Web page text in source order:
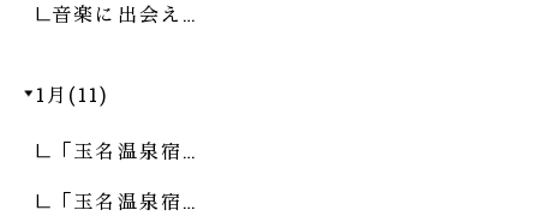
音楽に出会え…
1月(11)
「玉名温泉宿…
「玉名温泉宿…